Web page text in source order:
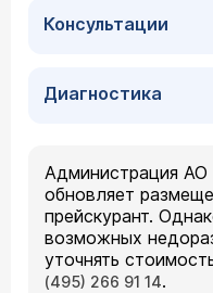
Консультации
Диагностика
Администрация АО
обновляет
прейскурант.
возможных
уточнять
(495) 266 91 14.